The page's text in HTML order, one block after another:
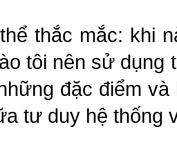
thắc mắc: khi
tôi nên sử dụng
đặc điểm
tư duy hệ thống